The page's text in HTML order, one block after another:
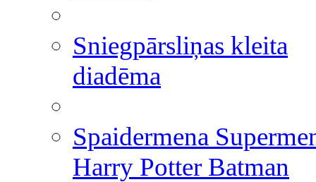
Sniegpārsliņas kleita
diadēma
Spaidermena
Harry Potter Batman